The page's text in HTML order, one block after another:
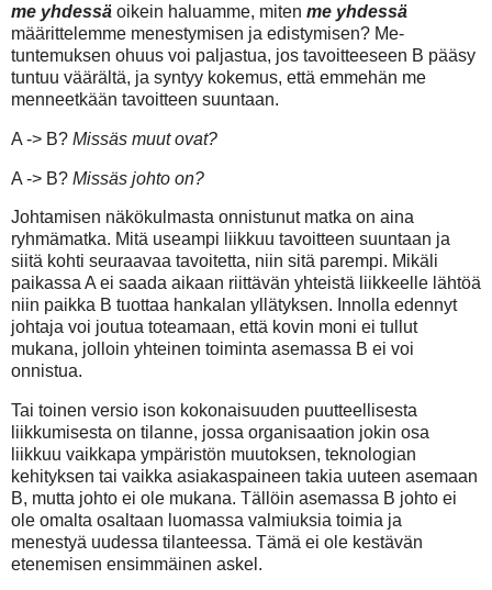
me yhdessä oikein haluamme, miten me yhdessä
määrittelemme menestymisen ja edistymisen? Me-
tuntemuksen ohuus voi paljastua, jos tavoitteeseen B pääsy
tuntuu väärältä, ja syntyy kokemus, että emmehän me
menneetkään tavoitteen suuntaan.
A -> B? Missäs muut ovat?
A -> B? Missäs johto on?
Johtamisen näkökulmasta onnistunut matka on aina
ryhmämatka. Mitä useampi liikkuu tavoitteen suuntaan ja
siitä kohti seuraavaa tavoitetta, niin sitä parempi. Mikäli
paikassa A ei saada aikaan riittävän yhteistä liikkeelle lähtöä
niin paikka B tuottaa hankalan yllätyksen. Innolla edennyt
johtaja voi joutua toteamaan, että kovin moni ei tullut
mukana, jolloin yhteinen toiminta asemassa B ei voi
onnistua.
Tai toinen versio ison kokonaisuuden puutteellisesta
liikkumisesta on tilanne, jossa organisaation jokin osa
liikkuu vaikkapa ympäristön muutoksen, teknologian
kehityksen tai vaikka asiakaspaineen takia uuteen asemaan
B, mutta johto ei ole mukana. Tällöin asemassa B johto ei
ole omalta osaltaan luomassa valmiuksia toimia ja
menestyä uudessa tilanteessa. Tämä ei ole kestävän
etenemisen ensimmäinen askel.